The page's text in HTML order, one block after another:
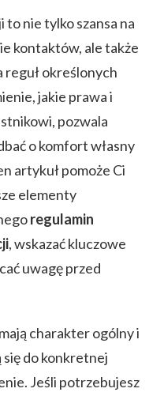
nie tylko szansa na
kontaktów, ale także
reguł określonych
jakie prawa i
pozwala
o komfort własny
artykuł pomoże Ci
elementy
regulamin
, wskazać kluczowe
uwagę przed
charakter ogólny i
do konkretnej
Jeśli potrzebujesz